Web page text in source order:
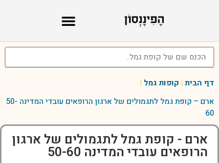
דף הבית | קופות גמל |
ארם – קופת גמל לתגמולים של ארגון הרופאים עובדי המדינה 50-
60
ארם - קופת גמל לתגמולים של ארגון
הרופאים עובדי המדינה 50-60